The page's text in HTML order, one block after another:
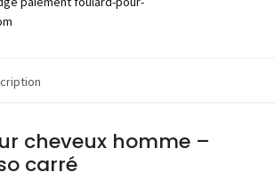
cheveux homme –
carré